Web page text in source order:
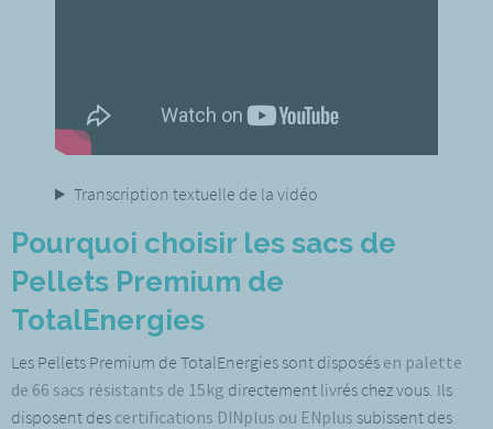
Transcription textuelle de la vidéo
Pourquoi choisir les sacs de
Pellets Premium de
TotalEnergies
Les Pellets Premium de TotalEnergies sont disposés en palette
de 66 sacs résistants de 15kg directement livrés chez vous. Ils
disposent des certifications DINplus ou ENplus subissent des